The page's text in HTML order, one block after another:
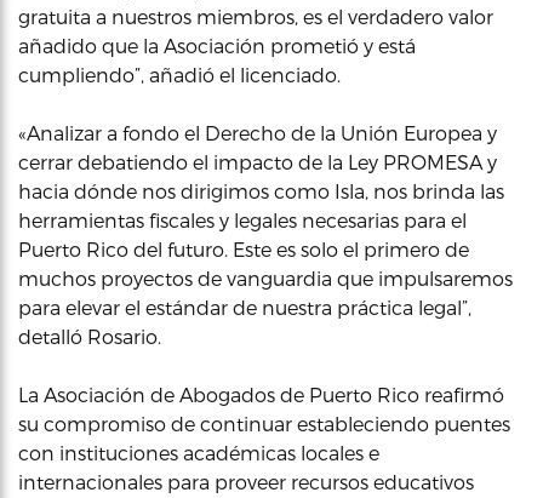
gratuita a nuestros miembros, es el verdadero valor
añadido que la Asociación prometió y está
cumpliendo”, añadió el licenciado.
«Analizar a fondo el Derecho de la Unión Europea y
cerrar debatiendo el impacto de la Ley PROMESA y
hacia dónde nos dirigimos como Isla, nos brinda las
herramientas fiscales y legales necesarias para el
Puerto Rico del futuro. Este es solo el primero de
muchos proyectos de vanguardia que impulsaremos
para elevar el estándar de nuestra práctica legal”,
detalló Rosario.
La Asociación de Abogados de Puerto Rico reafirmó
su compromiso de continuar estableciendo puentes
con instituciones académicas locales e
internacionales para proveer recursos educativos